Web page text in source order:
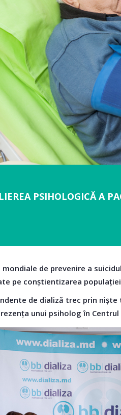
PSIHOLOGICĂ A
de prevenire a
pe conștientizarea
de dializă trec prin
unui psiholog în